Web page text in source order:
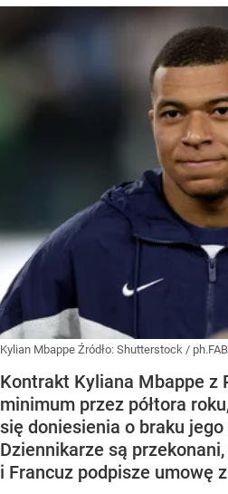
Kylian Mbappe Źródło: Shutterstock / ph.FAB
Kontrakt Kyliana Mbappe z
minimum przez półtora
się doniesienia o braku jego
Dziennikarze są
i Francuz podpisze umowę